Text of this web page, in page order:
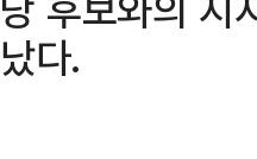
났다.